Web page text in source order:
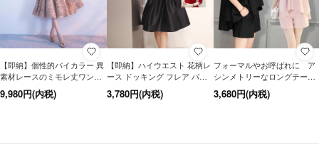
【即納】個性的バイカラー 異
素材レースのミモレ丈ワンピ
9,980円(内税)
【即納】ハイウエスト 花柄レ
ース ドッキング フレア パー
ティドレス ワンピース
3,780円(内税)
フォーマルやお呼ばれに ア
シンメトリーなロングテール
がおしゃれなショートパンツ
のセットアップ 2色
3,680円(内税)